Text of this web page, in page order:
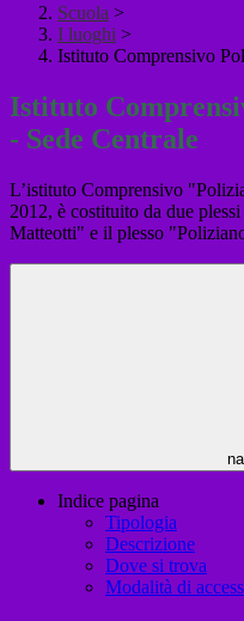
Scuola >
I luoghi >
Istituto Comprensivo
Istituto
- Sede Centrale
L’istituto Comprensivo
2012, è costituito da due
Matteotti" e il plesso
Indice pagina
Tipologia
Descrizione
Dove si trova
Modalità di